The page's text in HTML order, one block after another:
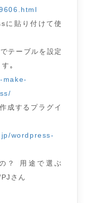
に貼り付けて使
テーブルを設定
｡
make-
成するプラグイ
wordpress-
？ 用途で選ぶ
さん